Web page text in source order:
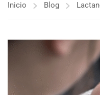
Inicio Blog